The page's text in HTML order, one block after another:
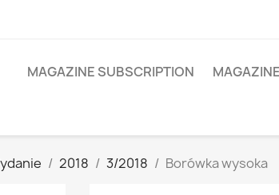
MAGAZINE SUBSCRIPTION
2018 3/2018 Borówka wysoka